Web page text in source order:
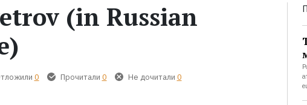
(in Russian
0 Прочитали 0 Не дочитали 0